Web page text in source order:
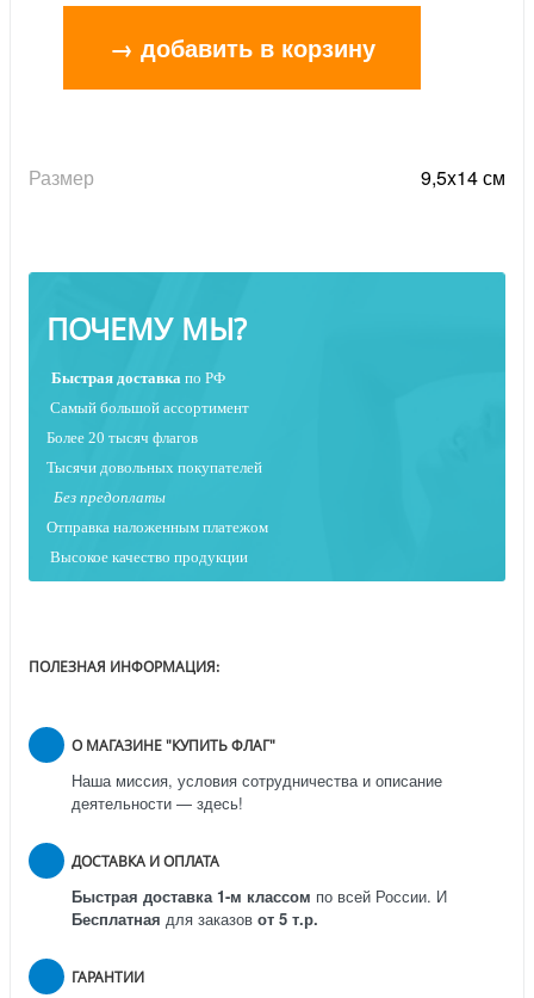
→ добавить в корзину
Размер 9,5x14 см
ПОЧЕМУ МЫ?
Быстрая доставка по РФ
Самый большой ассортимент
Более 20 тысяч флагов
Тысячи довольных покупателей
Без предоплаты
Отправка наложенным платежом
Высокое качество продукции
ПОЛЕЗНАЯ ИНФОРМАЦИЯ:
О МАГАЗИНЕ "КУПИТЬ ФЛАГ"
Наша миссия, условия сотрудничества и описание
деятельности — здесь!
ДОСТАВКА И ОПЛАТА
Быстрая доставка 1-м классом по всей России. И
Бесплатная для заказов от 5 т.р.
ГАРАНТИИ